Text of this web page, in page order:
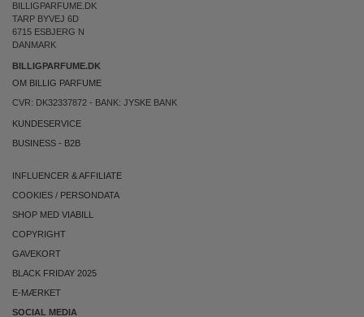
BILLIGPARFUME.DK
TARP BYVEJ 6D
6715 ESBJERG N
DANMARK
BILLIGPARFUME.DK
OM BILLIG PARFUME
CVR: DK32337872 - BANK: JYSKE BANK
KUNDESERVICE
BUSINESS - B2B
INFLUENCER & AFFILIATE
COOKIES / PERSONDATA
SHOP MED VIABILL
COPYRIGHT
GAVEKORT
BLACK FRIDAY 2025
E-MÆRKET
SOCIAL MEDIA